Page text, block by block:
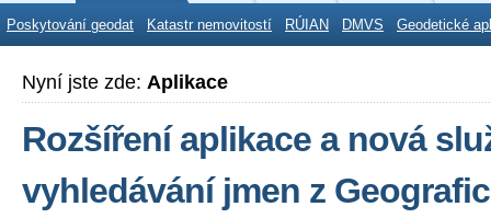
Poskytování geodat Katastr nemovitostí RÚIAN DMVS Geodetické
Nyní jste zde: Aplikace
Rozšíření aplikace a nová
vyhledávání jmen z